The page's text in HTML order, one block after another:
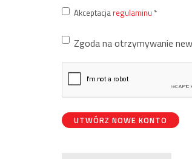
Akceptacja regulaminu *
Zgoda na otrzymywanie
UTWÓRZ NOWE KONTO